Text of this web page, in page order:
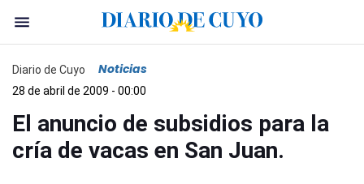
Diario de Cuyo Noticias
28 de abril de 2009 - 00:00
El anuncio de subsidios para la
cría de vacas en San Juan.